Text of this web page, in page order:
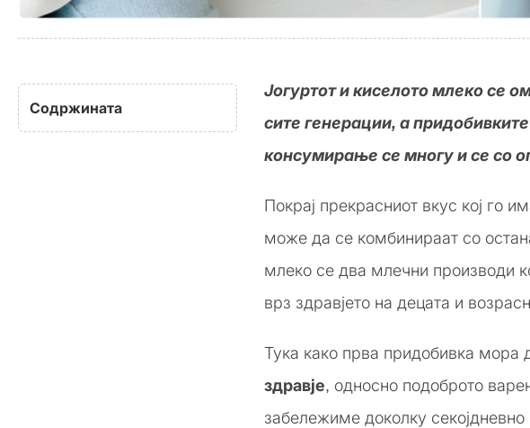
Содржината
Јогуртот и киселото млеко се
сите генерации, а
консумирање се многу и се со
Покрај прекрасниот вкус кој го
може да се комбинираат со
млеко се два млечни производи
врз здравјето на децата и
Тука како прва придобивка мора
здравје, односно подоброто
забележиме доколку